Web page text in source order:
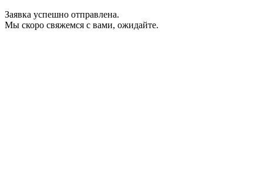
Заявка успешно отправлена.
Мы скоро свяжемся с вами, ожидайте.